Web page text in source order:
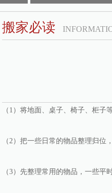
搬家必读
（1）将地面、桌子、椅子、柜子
（2）把一些日常的物品整理归位
（3）先整理常用的物品，一些平